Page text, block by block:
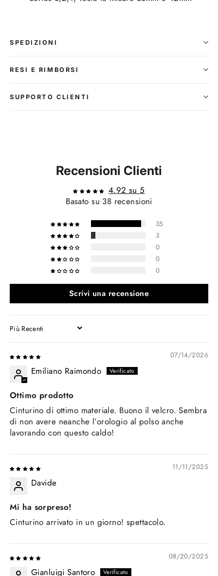
SPEDIZIONI
RESI E RIMBORSI
SUPPORTO CLIENTI
Recensioni Clienti
4.92 su 5
Basato su 38 recensioni
35
3
0
0
0
Scrivi una recensione
SORT BY
07/14/2026
Emiliano Raimondo
Ottimo prodotto
Cinturino di ottimo materiale. Buono il velcro. Sembra
di non avere neanche l’orologio al polso anche
lavorando con questo caldo!
11/11/2025
Davide
Mi ha sorpreso!
Cinturino arrivato in un giorno! spettacolo.
08/20/2025
Gianluigi Santoro